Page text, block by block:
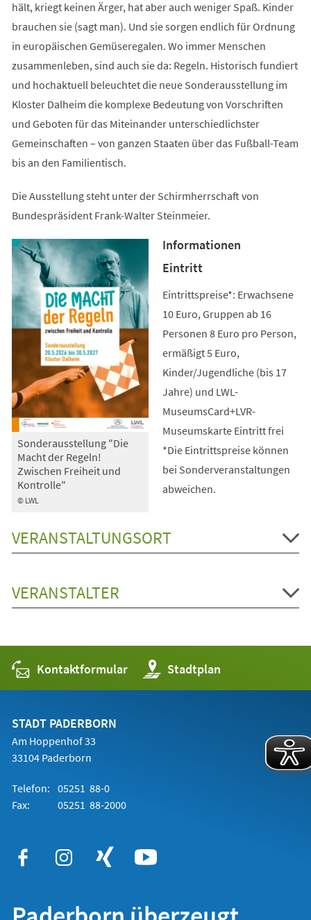
hält, kriegt keinen Ärger, hat aber auch weniger Spaß. Kinder
brauchen sie (sagt man). Und sie sorgen endlich für Ordnung
in europäischen Gemüseregalen. Wo immer Menschen
zusammenleben, sind auch sie da: Regeln. Historisch fundiert
und hochaktuell beleuchtet die neue Sonderausstellung im
Kloster Dalheim die komplexe Bedeutung von Vorschriften
und Geboten für das Miteinander unterschiedlichster
Gemeinschaften – von ganzen Staaten über das Fußball-Team
bis an den Familientisch.
Die Ausstellung steht unter der Schirmherrschaft von
Bundespräsident Frank-Walter Steinmeier.
© LWL
Sonderausstellung "Die
Macht der Regeln!
Zwischen Freiheit und
Kontrolle"
Informationen
Eintritt
Eintrittspreise*: Erwachsene
10 Euro, Gruppen ab 16
Personen 8 Euro pro Person,
ermäßigt 5 Euro,
Kinder/Jugendliche (bis 17
Jahre) und LWL-
MuseumsCard+LVR-
Museumskarte Eintritt frei
*Die Eintrittspreise können
bei Sonderveranstaltungen
abweichen.
VERANSTALTUNGSORT
VERANSTALTER
Kontaktformular Stadtplan
(Öffnet
in
einem
STADT PADERBORN
Am Hoppenhof 33
33104 Paderborn
Telefon: 05251 88-0
Fax:
05251 88-2000